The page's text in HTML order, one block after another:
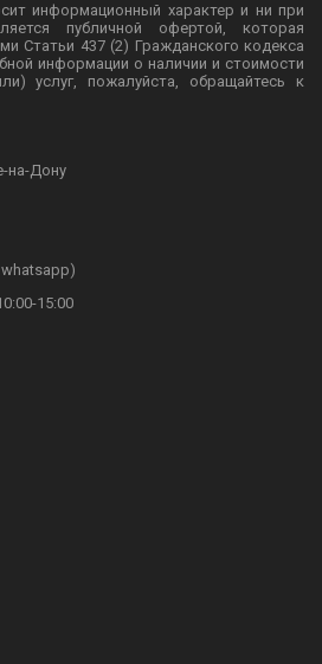
информационный характер и ни при
публичной офертой, которая
Статьи 437 (2) Гражданского кодекса
информации о наличии и стоимости
услуг, пожалуйста, обращайтесь к
на-Дону
whatsapp)
15:00